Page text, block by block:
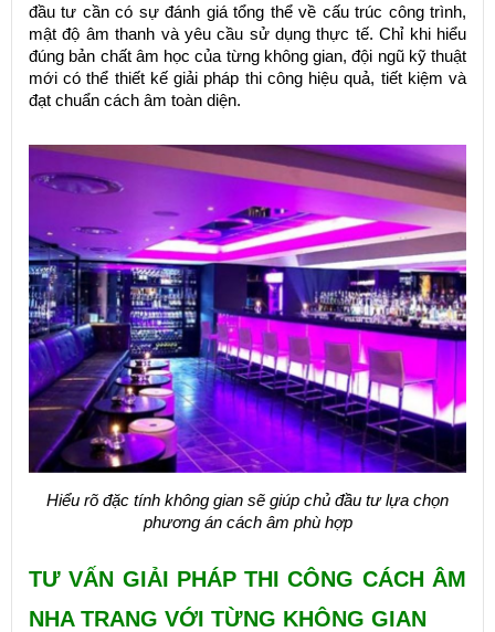
đầu tư cần có sự đánh giá tổng thể về cấu trúc công trình,
mật độ âm thanh và yêu cầu sử dụng thực tế. Chỉ khi hiểu
đúng bản chất âm học của từng không gian, đội ngũ kỹ thuật
mới có thể thiết kế giải pháp thi công hiệu quả, tiết kiệm và
đạt chuẩn cách âm toàn diện.
Hiểu rõ đặc tính không gian sẽ giúp chủ đầu tư lựa chọn
phương án cách âm phù hợp
TƯ VẤN GIẢI PHÁP THI CÔNG CÁCH ÂM
NHA TRANG VỚI TỪNG KHÔNG GIAN